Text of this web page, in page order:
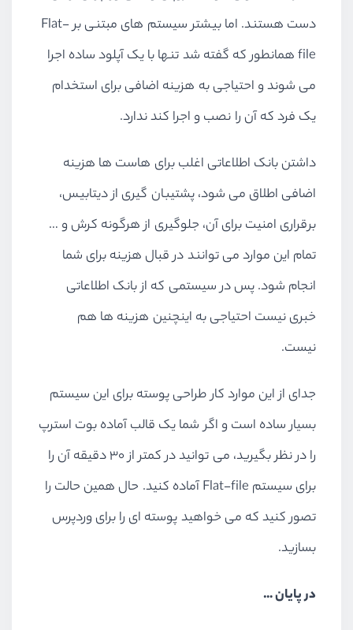
دست هستند. اما بیشتر سیستم های مبتنی بر Flat-
file همانطور که گفته شد تنها با یک آپلود ساده اجرا
می شوند و احتیاجی به هزینه اضافی برای استخدام
یک فرد که آن را نصب و اجرا کند ندارد.
داشتن بانک اطلاعاتی اغلب برای هاست ها هزینه
اضافی اطلاق می شود، پشتیبان گیری از دیتابیس،
برقراری امنیت برای آن، جلوگیری از هرگونه کرش و …
تمام این موارد می توانند در قبال هزینه برای شما
انجام شود. پس در سیستمی که از بانک اطلاعاتی
خبری نیست احتیاجی به اینچنین هزینه ها هم
نیست.
جدای از این موارد کار طراحی پوسته برای این سیستم
بسیار ساده است و اگر شما یک قالب آماده بوت استرپ
را در نظر بگیرید، می توانید در کمتر از ۳۰ دقیقه آن را
برای سیستم Flat-file آماده کنید. حال همین حالت را
تصور کنید که می خواهید پوسته ای را برای وردپرس
بسازید.
در پایان …